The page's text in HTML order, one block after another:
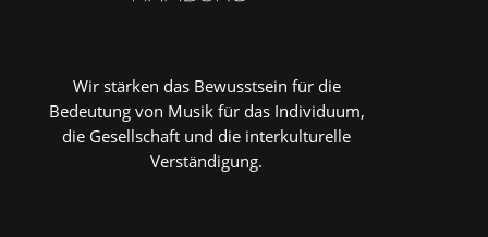
Wir stärken das Bewusstsein für die
Bedeutung von Musik für das Individuum,
die Gesellschaft und die interkulturelle
Verständigung.